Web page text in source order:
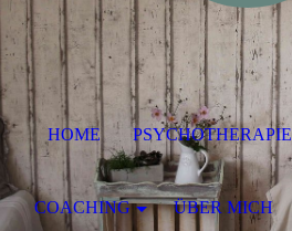
HOME PSYCHOTHERAPIE
COACHING ÜBER MICH